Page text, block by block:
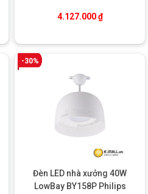
4.127.000₫
-30%
Đèn LED nhà xưởng 40W
LowBay BY158P Philips